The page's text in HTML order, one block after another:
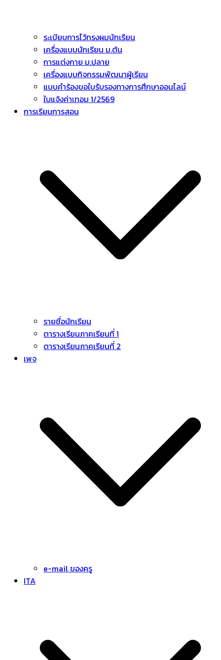
ระเบียบการไว้ทรงผมนักเรียน
เครื่องแบบนักเรียน ม.ต้น
การแต่งกาย ม.ปลาย
เครื่องแบบกิจกรรมพัฒนาผู้เรียน
แบบคำร้องขอใบรับรองทางการศึกษาออนไลน์
ใบแจ้งค่าเทอม 1/2569
การเรียนการสอน
รายชื่อนักเรียน
ตารางเรียนภาคเรียนที่ 1
ตารางเรียนภาคเรียนที่ 2
เพจ
e-mail ของครู
ITA